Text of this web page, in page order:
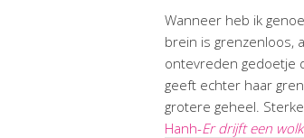
Wanneer heb ik
brein is grenzenloos,
ontevreden gedoetje
geeft echter haar
grotere geheel.
Hanh-Er drijft een